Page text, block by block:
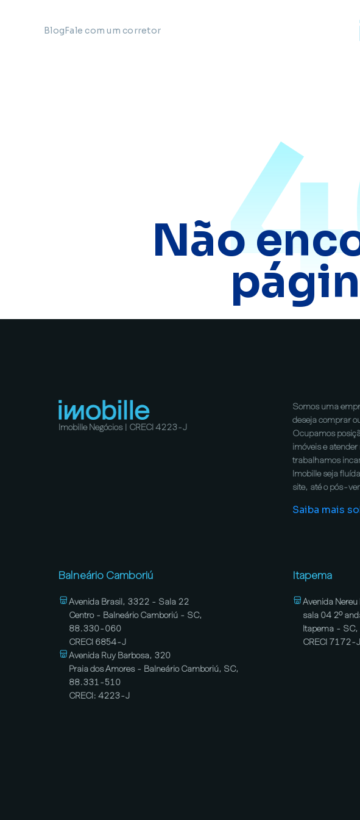
BlogFale com um corretor
Não
Imobille Negócios | CRECI 4223-J
Somos uma
deseja comprar
Ocupamos
imóveis e
trabalhamos
Imobille seja
site, até o pós-
Saiba mais
Balneário Camboriú
Avenida Brasil, 3322 - Sala 22
Centro - Balneário Camboriú - SC,
88.330-060
CRECI 6854-J
Avenida Ruy Barbosa, 320
Praia dos Amores - Balneário Camboriú, SC,
88.331-510
CRECI: 4223-J
Itapema
Avenida
sala 04 2º
Itapema -
CRECI 7172-J